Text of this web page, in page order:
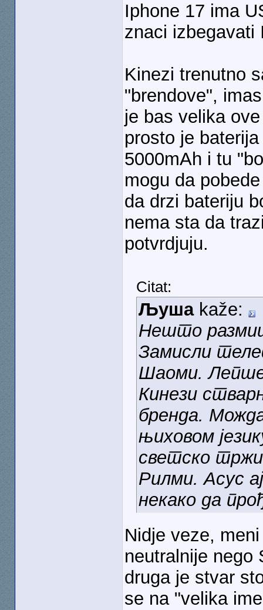
Iphone 17 ima
znaci izbegavati
Kinezi trenutno
"brendove",
je bas velika
prosto je
5000mAh i tu
mogu da
da drzi bateriju
nema sta da
potvrdjuju.
Citat:
Љушаkaže:
Нешто
Замисли
Шаоми. Лепше
Кинези
бренда.
њиховом
светско
Рилми. Асус
некако да
Nidje veze,
neutralnije nego
druga je stvar
se na "velika